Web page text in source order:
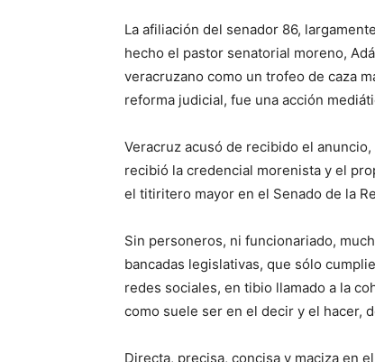
La afiliación del senador 86,
hecho el pastor senatorial moreno,
veracruzano como un trofeo de caza
reforma judicial, fue una acción
Veracruz acusó de recibido el
recibió la credencial morenista y el
el titiritero mayor en el Senado de la
Sin personeros, ni funcionariado,
bancadas legislativas, que sólo
redes sociales, en tibio llamado a la
como suele ser en el decir y el hacer,
Directa, precisa, concisa y maciza en